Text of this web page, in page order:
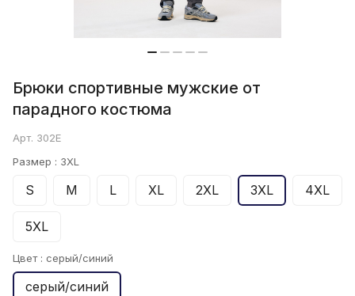
Брюки спортивные мужские от
парадного костюма
Арт. 302E
Размер : 3XL
S M L XL 2XL 3XL 4XL
5XL
Цвет : серый/синий
серый/синий